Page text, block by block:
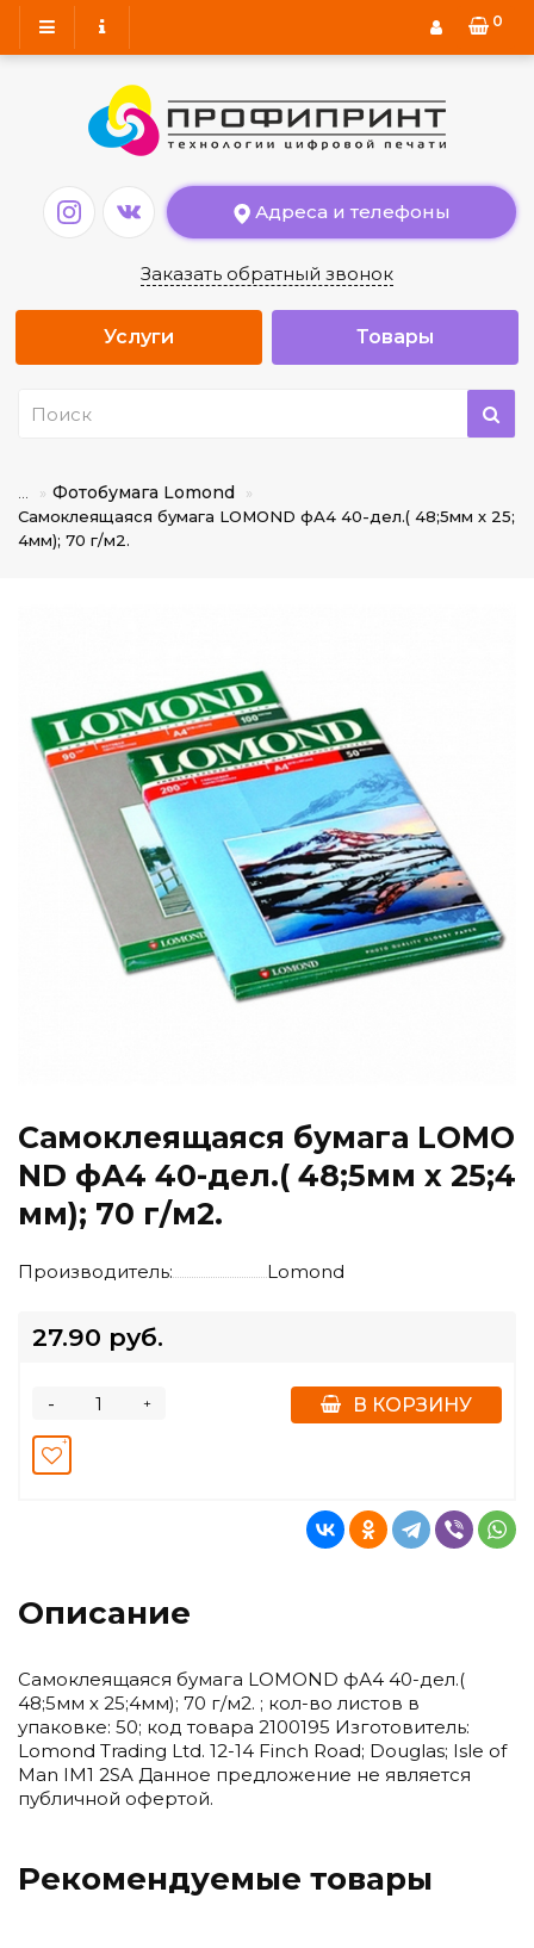
0
Адреса и телефоны
Заказать обратный звонок
Товары
Услуги
Фотобумага Lomond
Самоклеящаяся бумага LOMOND фА4 40-дел.( 48;5мм х 25;
4мм); 70 г/м2.
Самоклеящаяся бумага LOMO
ND фА4 40-дел.( 48;5мм х 25;4
мм); 70 г/м2.
Производитель: Lomond
27.90 руб.
+
- В КОРЗИНУ
Описание
Самоклеящаяся бумага LOMOND фА4 40-дел.(
48;5мм х 25;4мм); 70 г/м2. ; кол-во листов в
упаковке: 50; код товара 2100195 Изготовитель:
Lomond Trading Ltd. 12-14 Finch Road; Douglas; Isle of
Man IM1 2SA Данное предложение не является
публичной офертой.
Рекомендуемые товары